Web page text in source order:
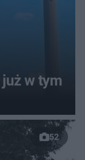
w tym
52